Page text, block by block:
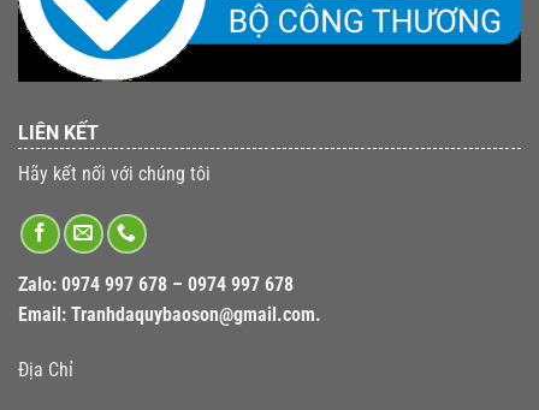
LIÊN KẾT
Hãy kết nối với chúng tôi
Zalo: 0974 997 678 – 0974 997 678
Email: Tranhdaquybaoson@gmail.com.
Địa Chỉ